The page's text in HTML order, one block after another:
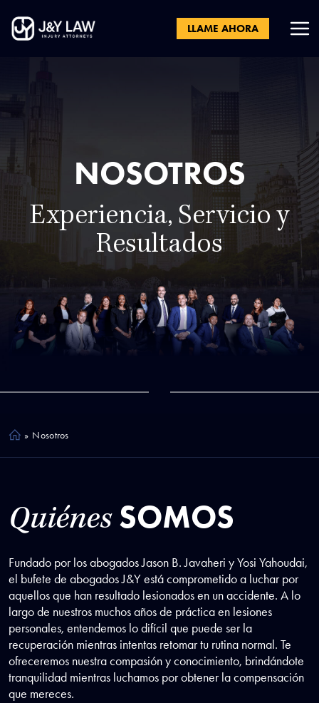
LLAME AHORA
NOSOTROS
Experiencia, Servicio y
Resultados
Ho » Nosotros
QuiénesSOMOS
Fundado por los abogados Jason B. Javaheri y Yosi Yahoudai,
el bufete de abogados J&Y está comprometido a luchar por
aquellos que han resultado lesionados en un accidente. A lo
largo de nuestros muchos años de práctica en lesiones
personales, entendemos lo difícil que puede ser la
recuperación mientras intentas retomar tu rutina normal. Te
ofreceremos nuestra compasión y conocimiento, brindándote
tranquilidad mientras luchamos por obtener la compensación
que mereces.